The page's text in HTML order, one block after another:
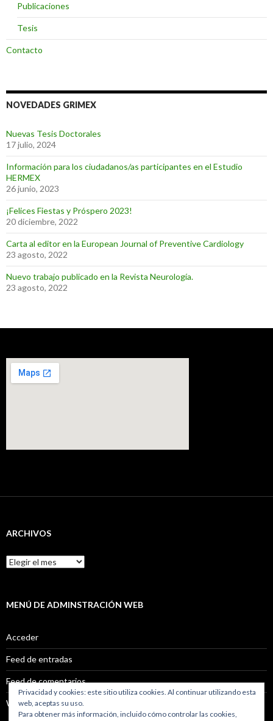
Publicaciones
Tesis
Contacto
NOVEDADES GRIMEX
Nuevas Tesis Doctorales
17 julio, 2024
Información para los ciudadanos/as participantes en el Estudio
HERMEX
26 junio, 2023
¡Felices Fiestas y Próspero 2023!
20 diciembre, 2022
Carta al editor en la European Journal of Preventive Cardiology
23 agosto, 2022
Nuevo trabajo publicado en la Revista Neurología.
23 agosto, 2022
ARCHIVOS
Archivos
MENÚ DE ADMINSTRACIÓN WEB
Acceder
Feed de entradas
Feed de comentarios
WordPress.org
Privacidad y cookies: este sitio utiliza cookies. Al continuar utilizando esta
web, aceptas su uso.
Para obtener más información, incluido cómo controlar las cookies,